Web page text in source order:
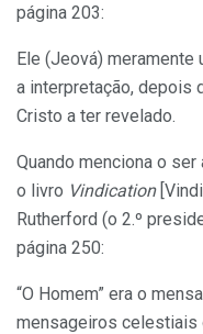
página 203:
Ele (Jeová) meramente
a interpretação, depois
Cristo a ter revelado.
Quando menciona o
o livro Vindication
Rutherford (o 2.º
página 250:
“O Homem” era o
mensageiros celestiais